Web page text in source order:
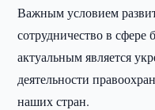
Важным условием
сотрудничество в сфере
актуальным является
деятельности
наших стран.